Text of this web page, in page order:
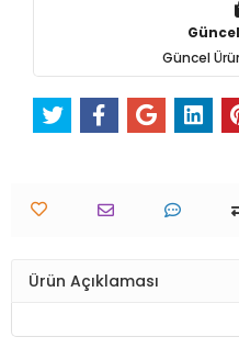
Güncel
Ürün Açıklaması